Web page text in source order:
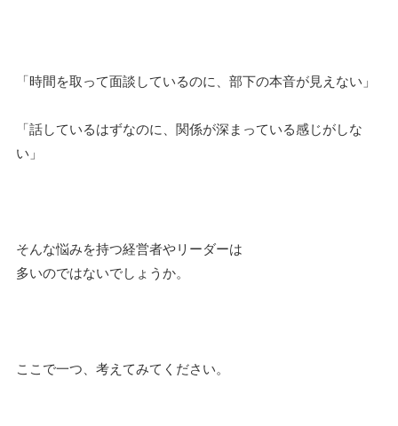
「時間を取って面談しているのに、部下の本音が見えない」
「話しているはずなのに、関係が深まっている感じがしな
い」
そんな悩みを持つ経営者やリーダーは
多いのではないでしょうか。
ここで一つ、考えてみてください。